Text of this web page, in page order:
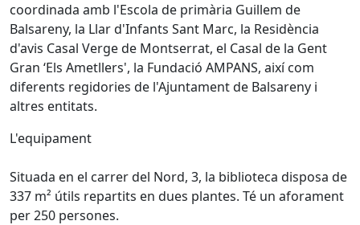
coordinada amb l'Escola de primària Guillem de
Balsareny, la Llar d'Infants Sant Marc, la Residència
d'avis Casal Verge de Montserrat, el Casal de la Gent
Gran ‘Els Ametllers', la Fundació AMPANS, així com
diferents regidories de l'Ajuntament de Balsareny i
altres entitats.
L'equipament
Situada en el carrer del Nord, 3, la biblioteca disposa de
337 m² útils repartits en dues plantes. Té un aforament
per 250 persones.